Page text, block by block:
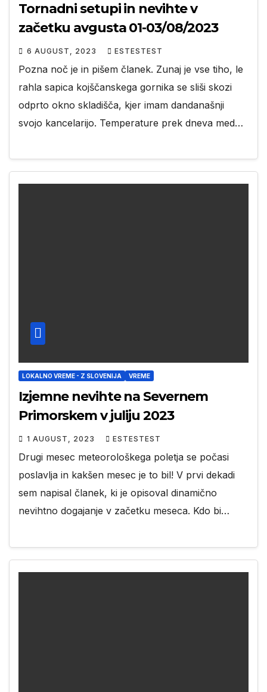
Tornadni setupi in nevihte v
začetku avgusta 01-03/08/2023
6 AUGUST, 2023 ESTESTEST
Pozna noč je in pišem članek. Zunaj je vse tiho, le
rahla sapica kojščanskega gornika se sliši skozi
odprto okno skladišča, kjer imam dandanašnji
svojo kancelarijo. Temperature prek dneva med…
LOKALNO VREME - Z SLOVENIJA VREME
Izjemne nevihte na Severnem
Primorskem v juliju 2023
1 AUGUST, 2023 ESTESTEST
Drugi mesec meteorološkega poletja se počasi
poslavlja in kakšen mesec je to bil! V prvi dekadi
sem napisal članek, ki je opisoval dinamično
nevihtno dogajanje v začetku meseca. Kdo bi…